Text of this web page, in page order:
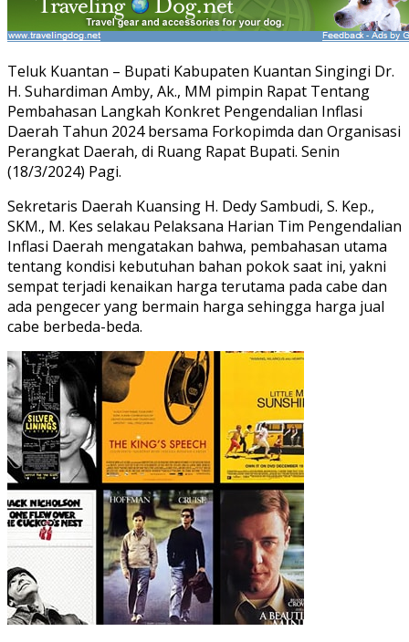
Teluk Kuantan – Bupati Kabupaten Kuantan Singingi Dr.
H. Suhardiman Amby, Ak., MM pimpin Rapat Tentang
Pembahasan Langkah Konkret Pengendalian Inflasi
Daerah Tahun 2024 bersama Forkopimda dan Organisasi
Perangkat Daerah, di Ruang Rapat Bupati. Senin
(18/3/2024) Pagi.
Sekretaris Daerah Kuansing H. Dedy Sambudi, S. Kep.,
SKM., M. Kes selakau Pelaksana Harian Tim Pengendalian
Inflasi Daerah mengatakan bahwa, pembahasan utama
tentang kondisi kebutuhan bahan pokok saat ini, yakni
sempat terjadi kenaikan harga terutama pada cabe dan
ada pengecer yang bermain harga sehingga harga jual
cabe berbeda-beda.